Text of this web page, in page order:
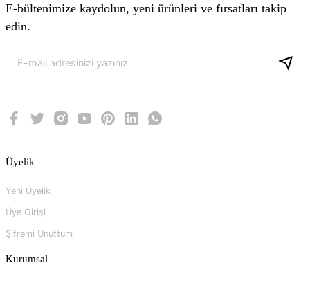
E-bültenimize kaydolun, yeni ürünleri ve fırsatları takip
edin.
Üyelik
Yeni Üyelik
Üye Girişi
Şifremi Unuttum
Kurumsal